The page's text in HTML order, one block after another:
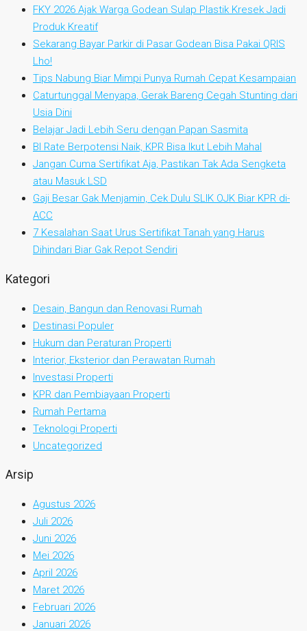
FKY 2026 Ajak Warga Godean Sulap Plastik Kresek Jadi
Produk Kreatif
Sekarang Bayar Parkir di Pasar Godean Bisa Pakai QRIS
Lho!
Tips Nabung Biar Mimpi Punya Rumah Cepat Kesampaian
Caturtunggal Menyapa, Gerak Bareng Cegah Stunting dari
Usia Dini
Belajar Jadi Lebih Seru dengan Papan Sasmita
BI Rate Berpotensi Naik, KPR Bisa Ikut Lebih Mahal
Jangan Cuma Sertifikat Aja, Pastikan Tak Ada Sengketa
atau Masuk LSD
Gaji Besar Gak Menjamin, Cek Dulu SLIK OJK Biar KPR di-
ACC
7 Kesalahan Saat Urus Sertifikat Tanah yang Harus
Dihindari Biar Gak Repot Sendiri
Kategori
Desain, Bangun dan Renovasi Rumah
Destinasi Populer
Hukum dan Peraturan Properti
Interior, Eksterior dan Perawatan Rumah
Investasi Properti
KPR dan Pembiayaan Properti
Rumah Pertama
Teknologi Properti
Uncategorized
Arsip
Agustus 2026
Juli 2026
Juni 2026
Mei 2026
April 2026
Maret 2026
Februari 2026
Januari 2026